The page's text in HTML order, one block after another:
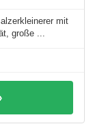
mit
große ...